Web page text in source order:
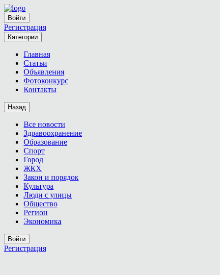
Войти
Регистрация
Категории
Главная
Статьи
Объявления
Фотоконкурс
Контакты
Назад
Все новости
Здравоохранение
Образование
Спорт
Город
ЖКХ
Закон и порядок
Культура
Люди с улицы
Общество
Регион
Экономика
Войти
Регистрация